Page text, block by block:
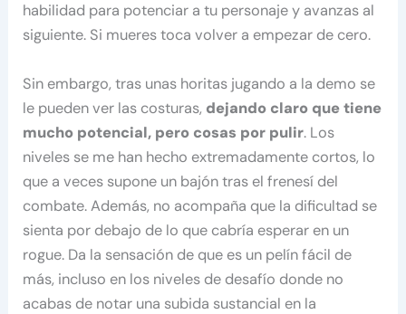
habilidad para potenciar a tu personaje y avanzas al
siguiente. Si mueres toca volver a empezar de cero.
Sin embargo, tras unas horitas jugando a la demo se
le pueden ver las costuras, dejando claro que tiene
mucho potencial, pero cosas por pulir. Los
niveles se me han hecho extremadamente cortos, lo
que a veces supone un bajón tras el frenesí del
combate. Además, no acompaña que la dificultad se
sienta por debajo de lo que cabría esperar en un
rogue. Da la sensación de que es un pelín fácil de
más, incluso en los niveles de desafío donde no
acabas de notar una subida sustancial en la